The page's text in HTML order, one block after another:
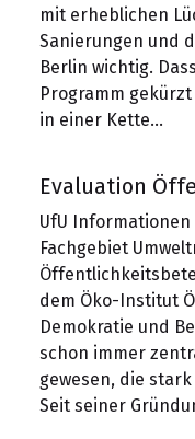
mit erheblichen
Sanierungen und
Berlin wichtig.
Programm
in einer Kette…
Evaluation
UfU Informationen
Fachgebiet
dem Öko-Institut
Demokratie und
schon immer
gewesen, die
Seit seiner